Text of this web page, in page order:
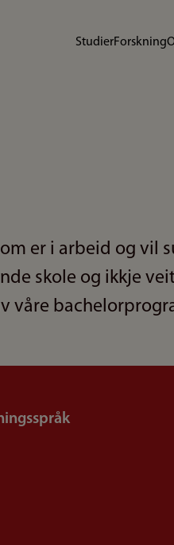
StudierForskning
er i arbeid og vil
skole og ikkje
våre